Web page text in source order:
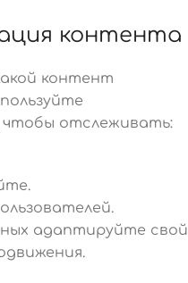
контента
контент
отслеживать:
адаптируйте свой